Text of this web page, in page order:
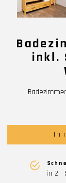
inkl.
In
in 2 -